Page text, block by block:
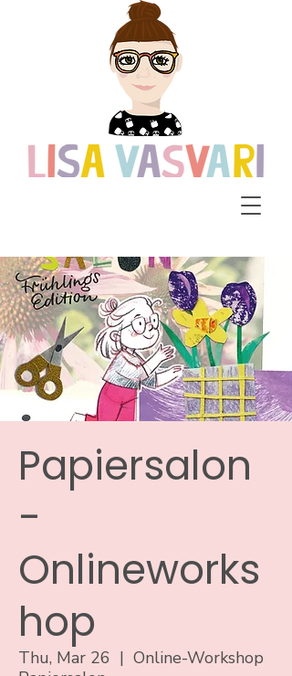
Papiersalon
-
Onlineworks
hop
Thu, Mar 26
  |
Online-Workshop